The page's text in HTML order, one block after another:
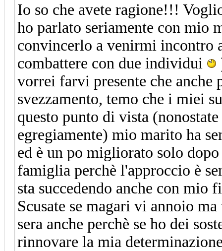
Io so che avete ragione!!!
ho parlato seriamente con mio
convincerlo a venirmi incontro
combattere con due individui
vorrei farvi presente che
svezzamento, temo che i miei
questo punto di vista
egregiamente) mio marito ha
ed è un po migliorato solo
famiglia perchè l'approccio è
sta succedendo anche con mio
Scusate se magari vi annoio
sera anche perchè se ho dei
rinnovare la mia